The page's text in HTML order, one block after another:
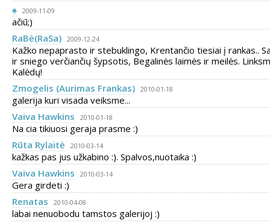
♠ 2009-11-09
ačiū;)
RaBė(RaSa) 2009-12-24
Kažko nepaprasto ir stebuklingo, Krentančio tiesiai į rankas..
ir sniego verčiančių šypsotis, Begalinės laimės ir meilės.
Kalėdų!
Zmogelis (Aurimas Frankas) 2010-01-18
galerija kuri visada veiksme...
Vaiva Hawkins
2010-01-18
Na cia tikiuosi geraja prasme :)
Rūta Rylaitė
2010-03-14
kažkas pas jus užkabino :). Spalvos,nuotaika :)
Vaiva Hawkins
2010-03-14
Gera girdeti :)
Renatas
2010-04-08
labai nenuobodu tamstos galerijoj :)